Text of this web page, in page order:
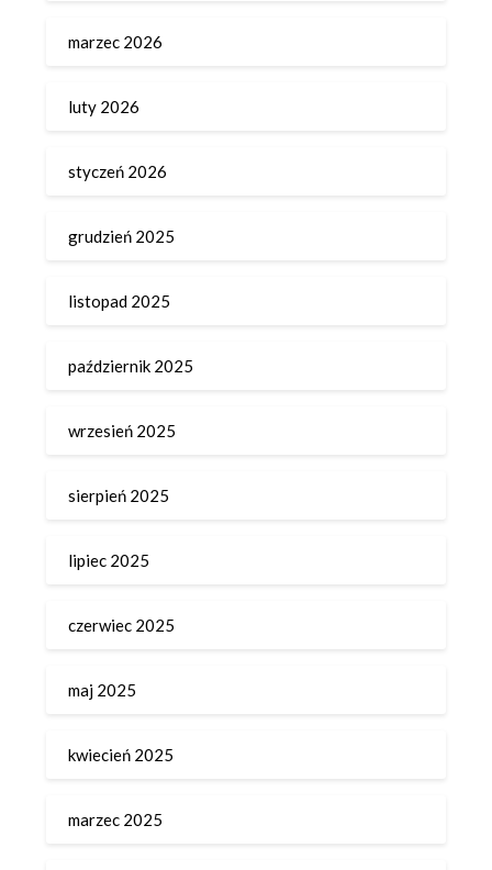
marzec 2026
luty 2026
styczeń 2026
grudzień 2025
listopad 2025
październik 2025
wrzesień 2025
sierpień 2025
lipiec 2025
czerwiec 2025
maj 2025
kwiecień 2025
marzec 2025